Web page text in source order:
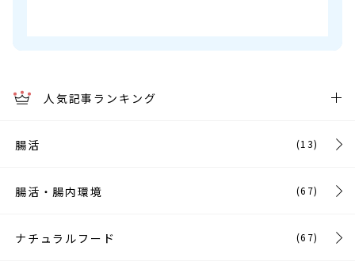
人気記事ランキング
腸活 (13)
腸活・腸内環境 (67)
ナチュラルフード (67)